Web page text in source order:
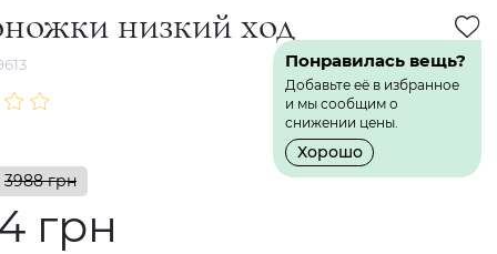
низкий ход
Понравилась вещь?
Добавьте её в избранное
и мы сообщим о
снижении цены.
Хорошо
3988 грн
грн